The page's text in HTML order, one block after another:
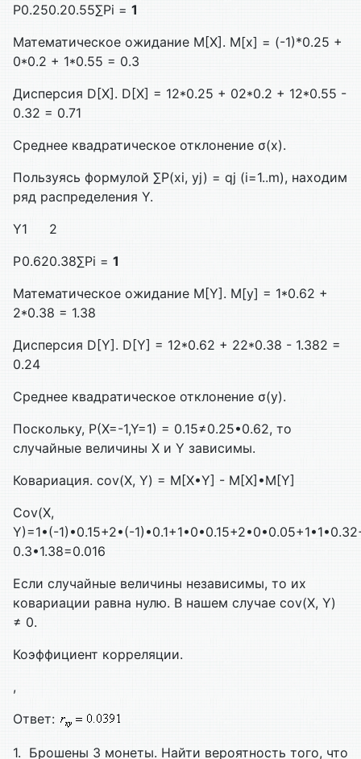
P0.250.20.55∑Pi = 1
Математическое ожидание M[X]. M[x] = (-1)*0.25 +
0*0.2 + 1*0.55 = 0.3
Дисперсия D[X]. D[X] = 12*0.25 + 02*0.2 + 12*0.55 -
0.32 = 0.71
Среднее квадратическое отклонение σ(x).
Пользуясь формулой ∑P(xi, yj) = qj (i=1..m), находим
ряд распределения Y.
Y1
2
P0.620.38∑Pi = 1
Математическое ожидание M[Y]. M[y] = 1*0.62 +
2*0.38 = 1.38
Дисперсия D[Y]. D[Y] = 12*0.62 + 22*0.38 - 1.382 =
0.24
Среднее квадратическое отклонение σ(y).
Поскольку, P(X=-1,Y=1) = 0.15≠0.25•0.62, то
случайные величины X и Y зависимы.
Ковариация. cov(X, Y) = M[X•Y] - M[X]•M[Y]
Cov(X,
Y)=1•(-1)•0.15+2•(-
0.3•1.38=0.016
Если случайные величины независимы, то их
ковариации равна нулю. В нашем случае cov(X, Y)
≠ 0.
Коэффициент корреляции.
,
Ответ:
1. Брошены 3 монеты. Найти вероятность того, что